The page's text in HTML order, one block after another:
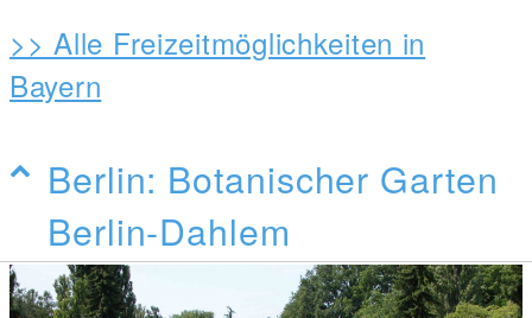
>> Alle Freizeitmöglichkeiten in
Bayern
Berlin: Botanischer Garten
Berlin-Dahlem